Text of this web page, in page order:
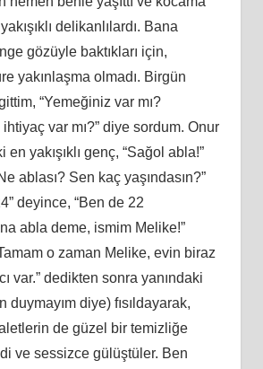
delikanlılardı. Bana
gözüyle baktıkları için,
yakınlaşma olmadı. Birgün
“Yemeğiniz var mı?
var mı?” diye sordum. Onur
yakışıklı genç, “Sağol abla!”
ablası? Sen kaç yaşındasın?”
deyince, “Ben de 22
abla deme, ismim Melike!”
o zaman Melike, evin biraz
var.” dedikten sonra yanındaki
duymayım diye) fısıldayarak,
de güzel bir temizliğe
ve sessizce gülüştüler. Ben